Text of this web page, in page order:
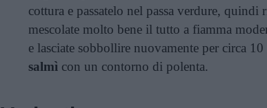
cottura e passatelo nel passa verdure, quindi
mescolate molto bene il tutto a fiamma
e lasciate sobbollire nuovamente per circa
salmì con un contorno di polenta.